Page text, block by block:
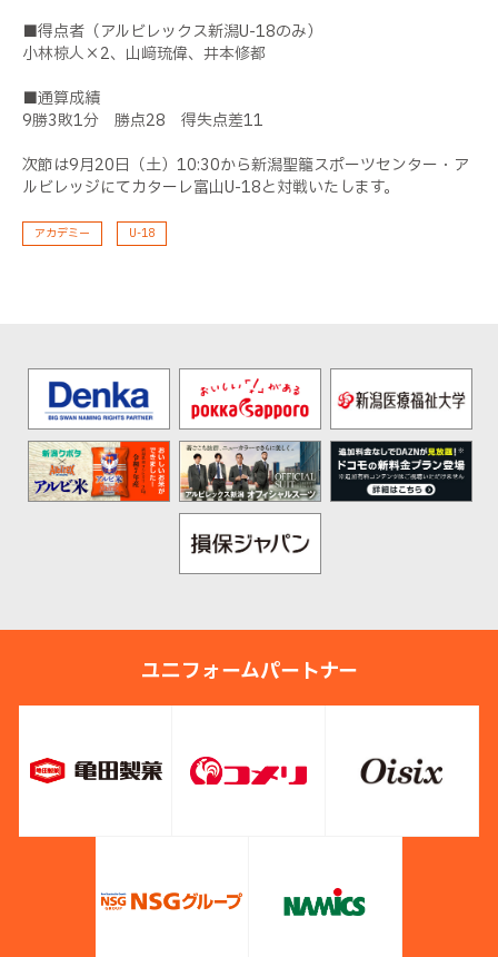
■得点者（アルビレックス新潟U-18のみ）
小林椋人×2、山﨑琉偉、井本修都
■通算成績
9勝3敗1分 勝点28 得失点差11
次節は9月20日（土）10:30から新潟聖籠スポーツセンター・ア
ルビレッジにてカターレ富山U-18と対戦いたします。
アカデミー U-18
ユニフォームパートナー